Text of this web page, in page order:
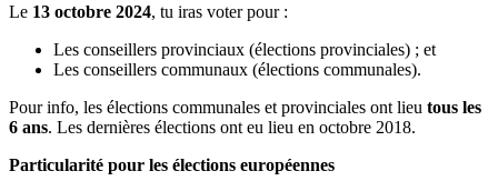
Le 13 octobre 2024, tu iras voter pour :
Les conseillers provinciaux (élections provinciales) ; et
Les conseillers communaux (élections communales).
Pour info, les élections communales et provinciales ont lieu tous les
6 ans. Les dernières élections ont eu lieu en octobre 2018.
Particularité pour les élections européennes